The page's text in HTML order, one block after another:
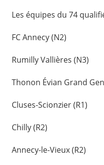
Les équipes du 74
FC Annecy (N2)
Rumilly Vallières (N3)
Thonon Évian Grand
Cluses-Scionzier (R1)
Chilly (R2)
Annecy-le-Vieux (R2)